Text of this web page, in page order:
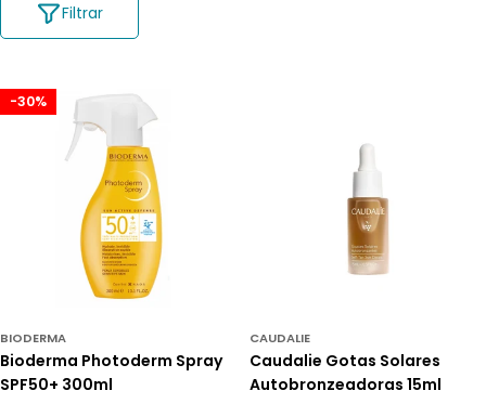
Filtrar
-30%
BIODERMA
Bioderma Photoderm Spray
SPF50+ 300ml
CAUDALIE
Caudalie Gotas Solares
Autobronzeadoras 15ml